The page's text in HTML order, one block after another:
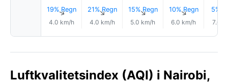
19% Regn
↑
4.0 km/h
21% Regn
↑
4.0 km/h
15% Regn
↑
5.0 km/h
10% Regn
↑
6.0 km/h
5%
7.0
Luftkvalitetsindex (AQI) i Nairobi,